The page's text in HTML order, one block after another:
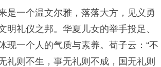
是一个温文尔雅，落落大方，见义勇
明礼仪之邦。华夏儿女的举手投足、
现一个人的气质与素养。荀子云：“不
礼则不生，事无礼则不成，国无礼则